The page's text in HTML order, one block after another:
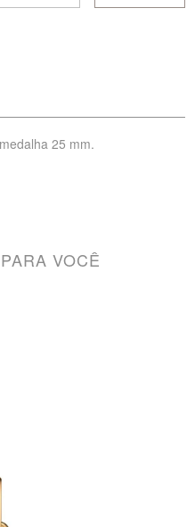
25 mm.
VOCÊ